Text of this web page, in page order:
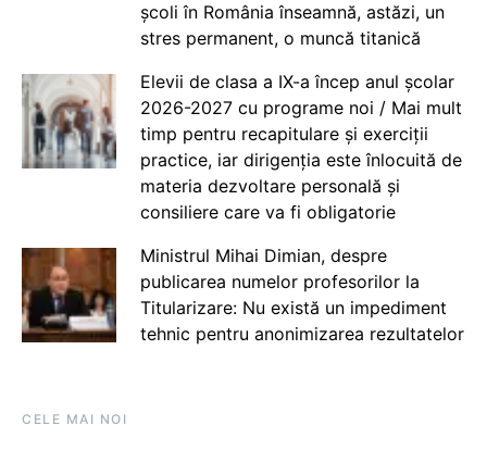
școli în România înseamnă, astăzi, un
stres permanent, o muncă titanică
Elevii de clasa a IX-a încep anul școlar
2026-2027 cu programe noi / Mai mult
timp pentru recapitulare și exerciții
practice, iar dirigenția este înlocuită de
materia dezvoltare personală și
consiliere care va fi obligatorie
Ministrul Mihai Dimian, despre
publicarea numelor profesorilor la
Titularizare: Nu există un impediment
tehnic pentru anonimizarea rezultatelor
CELE MAI NOI